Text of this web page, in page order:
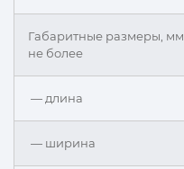
Габаритные размеры, мм,
не более
— длина
— ширина